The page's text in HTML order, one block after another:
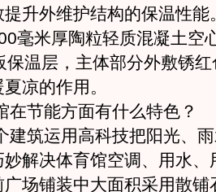
升外维护结构的保温性能
毫米厚陶粒轻质混凝土空
保温层，主体部分外敷锈
凉的作用。
节能方面有什么特色？
筑运用高科技把阳光、雨
解决体育馆空调、用水、
场铺装中大面积采用散铺